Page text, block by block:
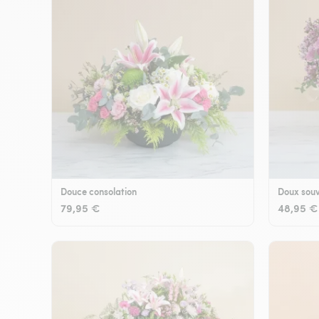
Douce consolation
79,95 €
Doux
48,95 €